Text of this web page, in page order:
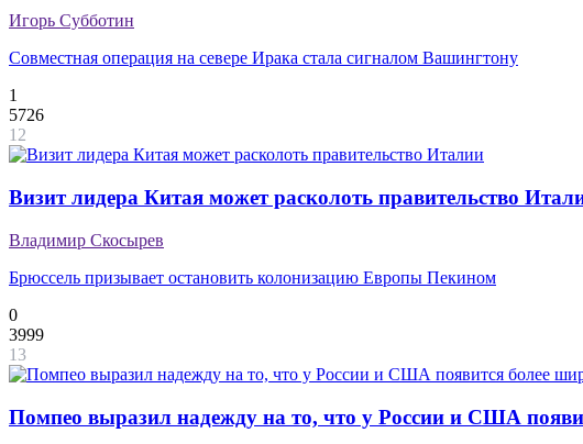
Игорь Субботин
Совместная операция на севере Ирака стала сигналом Вашингтону
1
5726
12
Визит лидера Китая может расколоть правительство
Владимир Скосырев
Брюссель призывает остановить колонизацию Европы Пекином
0
3999
13
Помпео выразил надежду на то, что у России и США